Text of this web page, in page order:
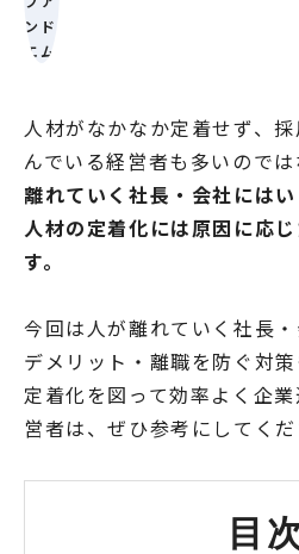
人材がなかなか定着せず、
んでいる経営者も多いのでは
離れていく社長・会社にはい
人材の定着化には原因に応
す。
今回は人が離れていく社長・
デメリット・離職を防ぐ対
定着化を図って効率よく企
営者は、ぜひ参考にしてくだ
目